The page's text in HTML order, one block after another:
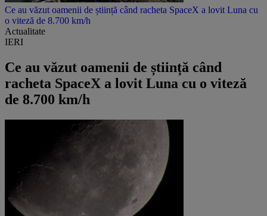
Ce au văzut oamenii de știință când racheta SpaceX a lovit Luna cu
o viteză de 8.700 km/h
Actualitate
IERI
Ce au văzut oamenii de știință când
racheta SpaceX a lovit Luna cu o viteză
de 8.700 km/h